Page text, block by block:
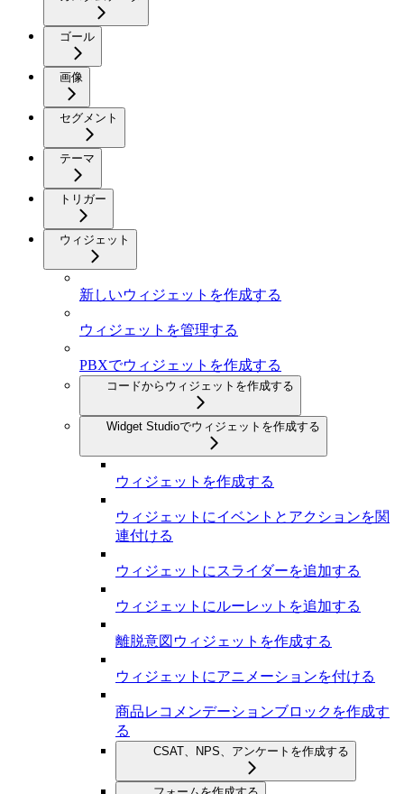
ゴール
画像
セグメント
テーマ
トリガー
ウィジェット
新しいウィジェットを作成する
ウィジェットを管理する
PBXでウィジェットを作成する
コードからウィジェットを作成する
Widget Studioでウィジェットを作成する
ウィジェットを作成する
ウィジェットにイベントとアクションを関
連付ける
ウィジェットにスライダーを追加する
ウィジェットにルーレットを追加する
離脱意図ウィジェットを作成する
ウィジェットにアニメーションを付ける
商品レコメンデーションブロックを作成す
る
CSAT、NPS、アンケートを作成する